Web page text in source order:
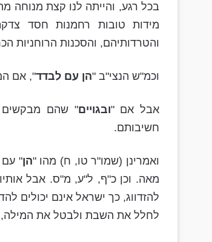
בכל רגע, והייתה לנו קצת מנוחה
מידות טובות רחמנות חסד
והטרדותיהם, והסכנות הרוחניות
וכמ"ש הנצי"ב "הן עם לבדד", אם
אבל אם "ובגויים" שהם מבקשים
חשיבותם.
ואמרינן (שמו"ר טו, ח) מהו "הן" עם
מאה. וכן כ"ף, ל"ע, מ"ס. אבל
להזדווג, כך ישראל אינם יכולים
לחלל את השבת ולבטל את המילה,